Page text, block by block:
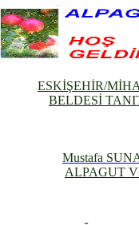
ESKİŞEHİR/
BELDESİ
Mustafa
ALPAGUT